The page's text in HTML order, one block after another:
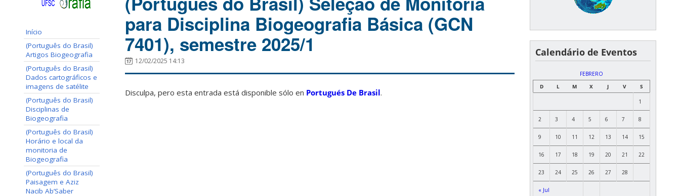
Início
(Português do Brasil)
Artigos Biogeografia
(Português do Brasil)
Dados cartográficos e
imagens de satélite
(Português do Brasil)
Disciplinas de
Biogeografia
(Português do Brasil)
Horário e local da
monitoria de
Biogeografia
(Português do Brasil)
Paisagem e Aziz
Nacib Ab’Saber
para Disciplina Biogeografia Básica (GCN
7401), semestre 2025/1
12/02/2025 14:13
Disculpa, pero esta entrada está disponible sólo en Portugués De Brasil.
Calendário de Eventos
FEBRERO
D
L M X J V S
« Jul
1
2 3 4 5 6 7 8
9 10 11 12 13 14 15
16 17 18 19 20 21 22
23 24 25 26 27 28